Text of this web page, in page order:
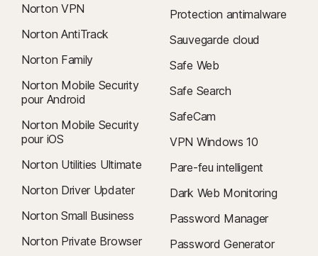
Norton VPN
Norton AntiTrack
Norton Family
Norton Mobile Security
pour Android
Norton Mobile Security
pour iOS
Norton Utilities Ultimate
Norton Driver Updater
Norton Small Business
Norton Private Browser
Protection antimalware
Sauvegarde cloud
Safe Web
Safe Search
SafeCam
VPN Windows 10
Pare-feu intelligent
Dark Web Monitoring
Password Manager
Password Generator